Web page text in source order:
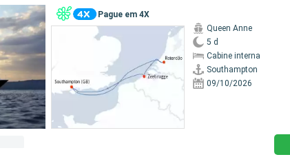
Pague em 4X
Queen Anne
5 d
Cabine interna
Southampton
09/10/2026